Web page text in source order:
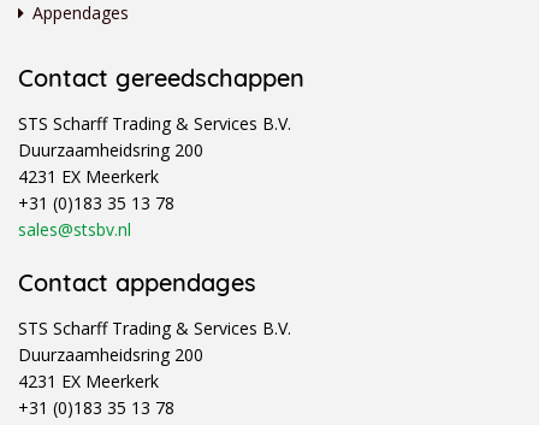
Appendages
Contact gereedschappen
STS Scharff Trading & Services B.V.
Duurzaamheidsring 200
4231 EX Meerkerk
+31 (0)183 35 13 78
sales@stsbv.nl
Contact appendages
STS Scharff Trading & Services B.V.
Duurzaamheidsring 200
4231 EX Meerkerk
+31 (0)183 35 13 78